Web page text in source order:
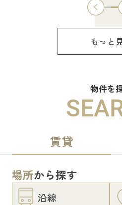
もっと
物件を
賃貸
場所から探す
沿線